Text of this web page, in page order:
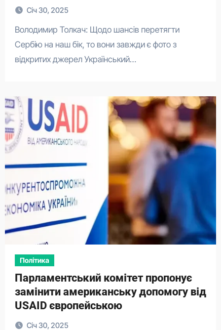
Січ 30, 2025
Володимир Толкач: Щодо шансів перетягти
Сербію на наш бік, то вони завжди є фото з
відкритих джерел Український…
Політика
Парламентський комітет пропонує
замінити американську допомогу від
USAID європейською
Січ 30, 2025